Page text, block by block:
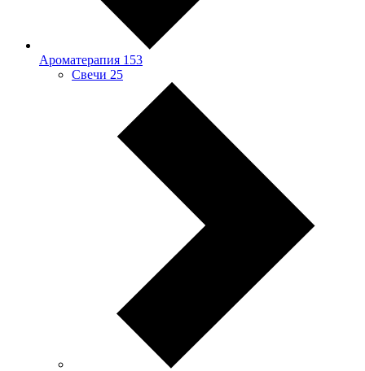
Ароматерапия 153
Свечи 25